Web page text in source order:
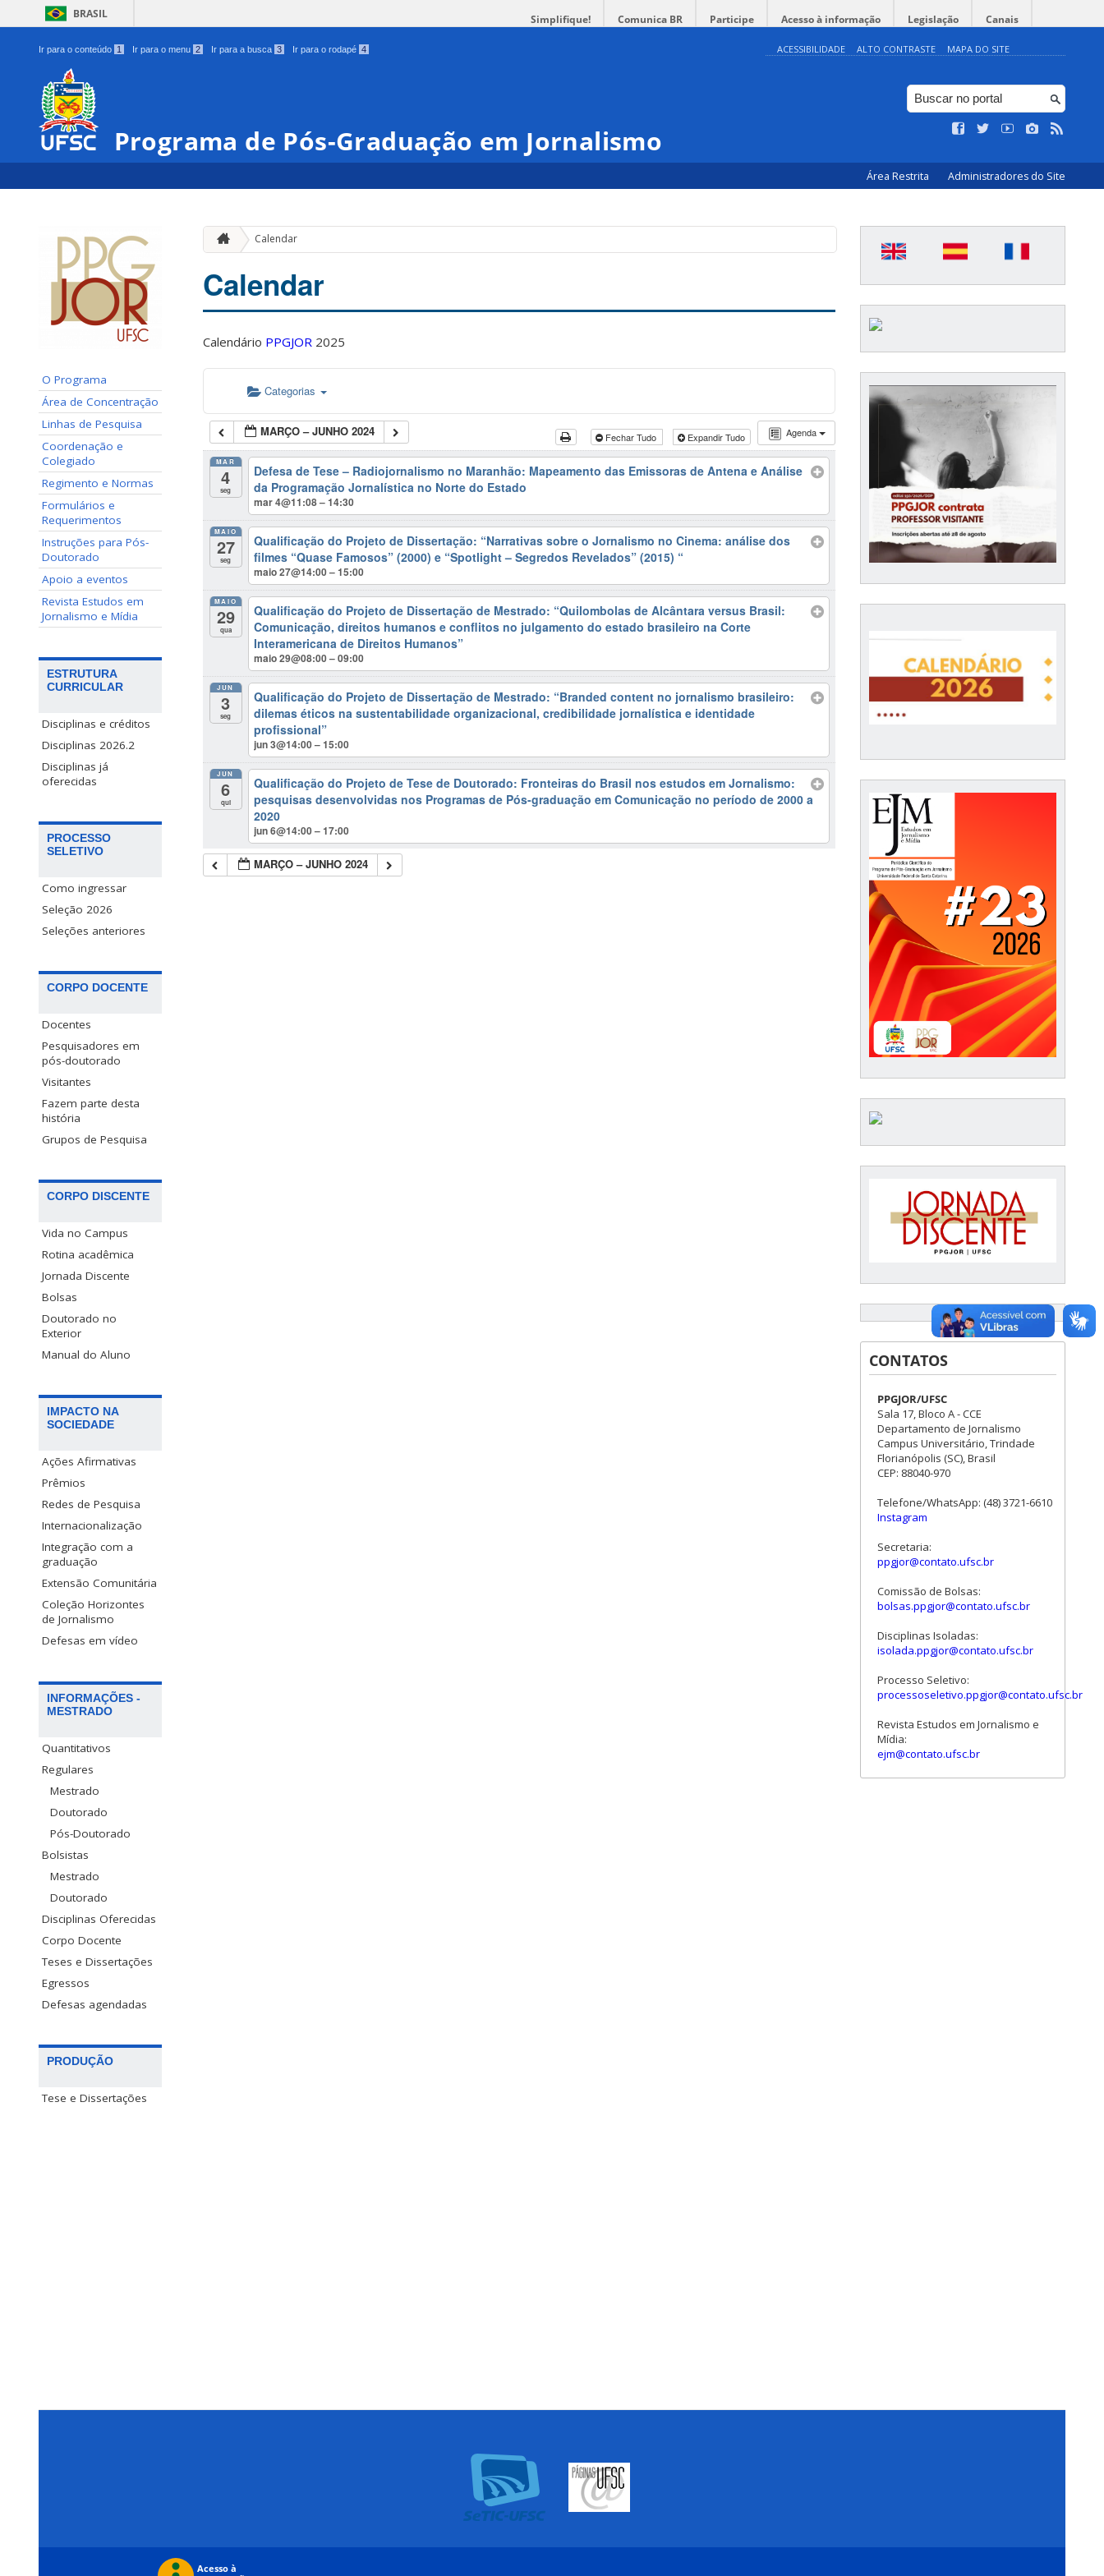
BRASIL Simplifique! Comunica BR Participe Acesso à informação Legislação Canais
Ir para o conteúdo 1 Ir para o menu 2 Ir para a busca 3 Ir para o rodapé 4 ACESSIBILIDADE ALTO CONTRASTE MAPA DO SITE
Programa de Pós-Graduação em Jornalismo
Área Restrita Administradores do Site
O Programa
Área de Concentração
Linhas de Pesquisa
Coordenação e
Colegiado
Regimento e Normas
Formulários e
Requerimentos
Instruções para Pós-
Doutorado
Apoio a eventos
Revista Estudos em
Jornalismo e Mídia
ESTRUTURA
CURRICULAR
Disciplinas e créditos
Disciplinas 2026.2
Disciplinas já
oferecidas
PROCESSO
SELETIVO
Como ingressar
Seleção 2026
Seleções anteriores
CORPO DOCENTE
Docentes
Pesquisadores em
pós-doutorado
Visitantes
Fazem parte desta
história
Grupos de Pesquisa
CORPO DISCENTE
Vida no Campus
Rotina acadêmica
Jornada Discente
Bolsas
Doutorado no
Exterior
Manual do Aluno
IMPACTO NA
SOCIEDADE
Ações Afirmativas
Prêmios
Redes de Pesquisa
Internacionalização
Integração com a
graduação
Extensão Comunitária
Coleção Horizontes
de Jornalismo
Defesas em vídeo
INFORMAÇÕES -
MESTRADO
Quantitativos
Regulares
Mestrado
Doutorado
Pós-Doutorado
Bolsistas
Mestrado
Doutorado
Disciplinas Oferecidas
Corpo Docente
Teses e Dissertações
Egressos
Defesas agendadas
PRODUÇÃO
Tese e Dissertações
Calendar
Calendar
Calendário PPGJOR 2025
Categorias
Agenda
MARÇO – JUNHO 2024 Fechar Tudo Expandir Tudo
MAR
4
seg
Defesa de Tese – Radiojornalismo no Maranhão: Mapeamento das Emissoras de Antena e Análise
da Programação Jornalística no Norte do Estado
mar 4@11:08 – 14:30
MAIO
27
seg
Qualificação do Projeto de Dissertação: “Narrativas sobre o Jornalismo no Cinema: análise dos
filmes “Quase Famosos” (2000) e “Spotlight – Segredos Revelados” (2015) “
maio 27@14:00 – 15:00
MAIO
29
qua
Qualificação do Projeto de Dissertação de Mestrado: “Quilombolas de Alcântara versus Brasil:
Comunicação, direitos humanos e conflitos no julgamento do estado brasileiro na Corte
Interamericana de Direitos Humanos”
maio 29@08:00 – 09:00
JUN
3
seg
Qualificação do Projeto de Dissertação de Mestrado: “Branded content no jornalismo brasileiro:
dilemas éticos na sustentabilidade organizacional, credibilidade jornalística e identidade
profissional”
jun 3@14:00 – 15:00
JUN
6
qui
Qualificação do Projeto de Tese de Doutorado: Fronteiras do Brasil nos estudos em Jornalismo:
pesquisas desenvolvidas nos Programas de Pós-graduação em Comunicação no período de 2000 a
2020
jun 6@14:00 – 17:00
MARÇO – JUNHO 2024
CONTATOS
PPGJOR/UFSC
Sala 17, Bloco A - CCE
Departamento de Jornalismo
Campus Universitário, Trindade
Florianópolis (SC), Brasil
CEP: 88040-970
Telefone/WhatsApp: (48) 3721-6610
Instagram
Secretaria:
ppgjor@contato.ufsc.br
Comissão de Bolsas:
bolsas.ppgjor@contato.ufsc.br
Disciplinas Isoladas:
isolada.ppgjor@contato.ufsc.br
Processo Seletivo:
processoseletivo.ppgjor@contato.ufsc.br
Revista Estudos em Jornalismo e
Mídia:
ejm@contato.ufsc.br